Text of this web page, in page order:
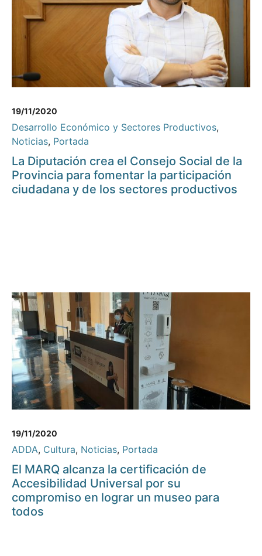
19/11/2020
Desarrollo Económico y Sectores Productivos,
Noticias, Portada
La Diputación crea el Consejo Social de la
Provincia para fomentar la participación
ciudadana y de los sectores productivos
19/11/2020
ADDA, Cultura, Noticias, Portada
El MARQ alcanza la certificación de
Accesibilidad Universal por su
compromiso en lograr un museo para
todos